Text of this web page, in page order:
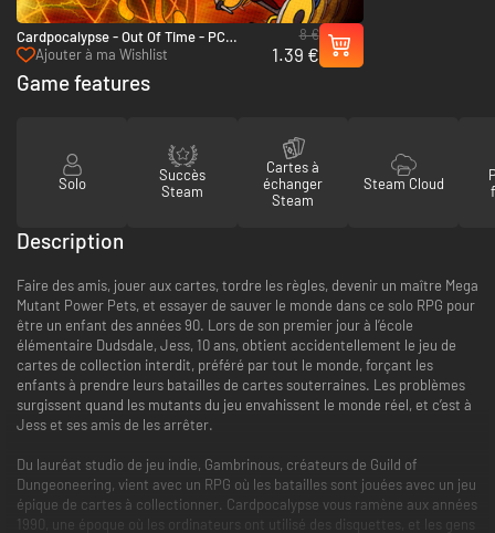
Cardpocalypse - Out Of Time - PC
(Steam)
Ajouter à ma Wishlist
8 €
1.39 €
Game features
Solo
Succès
Steam
Cartes à
échanger
Steam
Steam Cloud
Description
Faire des amis, jouer aux cartes, tordre les règles, devenir un maître Mega
Mutant Power Pets, et essayer de sauver le monde dans ce solo RPG pour
être un enfant des années 90. Lors de son premier jour à l’école
élémentaire Dudsdale, Jess, 10 ans, obtient accidentellement le jeu de
cartes de collection interdit, préféré par tout le monde, forçant les
enfants à prendre leurs batailles de cartes souterraines. Les problèmes
surgissent quand les mutants du jeu envahissent le monde réel, et c’est à
Jess et ses amis de les arrêter.
Du lauréat studio de jeu indie, Gambrinous, créateurs de Guild of
Dungeoneering, vient avec un RPG où les batailles sont jouées avec un jeu
épique de cartes à collectionner. Cardpocalypse vous ramène aux années
1990, une époque où les ordinateurs ont utilisé des disquettes, et les gens